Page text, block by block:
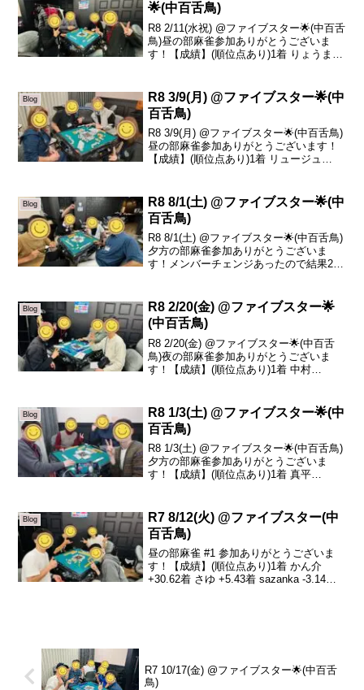
🌟(中百舌鳥)
R8 2/11(水祝) @ファイブスター🌟(中百舌
鳥)昼の部麻雀参加ありがとうございま
す！【成績】(順位点あり)1着 りょうま
プ...
Blog
R8 3/9(月) @ファイブスター🌟(中
百舌鳥)
R8 3/9(月) @ファイブスター🌟(中百舌鳥)
昼の部麻雀参加ありがとうございます！
【成績】(順位点あり)1着 リュージュ
ージュさ...
Blog
R8 8/1(土) @ファイブスター🌟(中
百舌鳥)
R8 8/1(土) @ファイブスター🌟(中百舌鳥)
夕方の部麻雀参加ありがとうございま
す！メンバーチェンジあったので結果2つ
-16.54着 ヒロさん...
Blog
R8 2/20(金) @ファイブスター🌟
(中百舌鳥)
R8 2/20(金) @ファイブスター🌟(中百舌
鳥)夜の部麻雀参加ありがとうございま
す！【成績】(順位点あり)1着 中村
ップは中...
Blog
R8 1/3(土) @ファイブスター🌟(中
百舌鳥)
R8 1/3(土) @ファイブスター🌟(中百舌鳥)
夕方の部麻雀参加ありがとうございま
す！【成績】(順位点あり)1着 真平
さんです！お...
Blog
R7 8/12(火) @ファイブスター(中
百舌鳥)
昼の部麻雀 #1 参加ありがとうございま
す！【成績】(順位点あり)1着 かん介
+30.62着 さゆ +5.43着 sazanka -3.14着
R7 10/17(金) @ファイブスター🌟(中百舌
鳥)